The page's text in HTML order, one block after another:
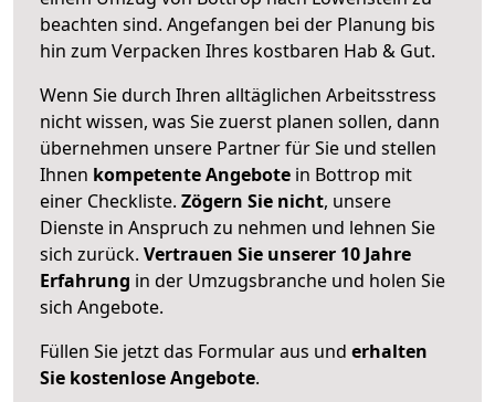
beachten sind. Angefangen bei der Planung bis
hin zum Verpacken Ihres kostbaren Hab & Gut.
Wenn Sie durch Ihren alltäglichen Arbeitsstress
nicht wissen, was Sie zuerst planen sollen, dann
übernehmen unsere Partner für Sie und stellen
Ihnen kompetente Angebote in Bottrop mit
einer Checkliste. Zögern Sie nicht, unsere
Dienste in Anspruch zu nehmen und lehnen Sie
sich zurück. Vertrauen Sie unserer 10 Jahre
Erfahrung in der Umzugsbranche und holen Sie
sich Angebote.
Füllen Sie jetzt das Formular aus und erhalten
Sie kostenlose Angebote.